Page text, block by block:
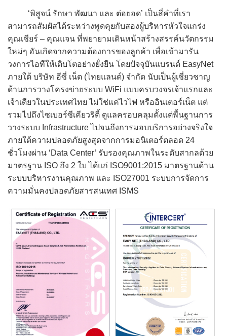
‘พิสูจน์ รักษา พัฒนา และ ต่อยอด’ เป็นสี่คำที่เรา
สามารถสัมผัสได้ระหว่างพูดคุยกับสองผู้บริหารหัวใจแกร่ง
คุณเชียร์ – คุณแจน ที่พยายามเดินหน้าสร้างสรรค์นวัตกรรม
ใหม่ๆ อันเกิดจากความต้องการของลูกค้า เพื่อเข้ามารัน
วงการไอทีให้เติบโตอย่างยั่งยืน โดยปัจจุบันแบรนด์ EasyNet
ภายใต้ บริษัท อีซี่ เน็ต (ไทยแลนด์) จำกัด นับเป็นผู้เชี่ยวชาญ
ด้านการวางโครงข่ายระบบ WiFi แบบครบวงจรเจ้าแรกและ
เจ้าเดียวในประเทศไทย ไม่ใช่แค่ไวไฟ หรืออินเตอร์เน็ต แต่
รวมไปถึงไซเบอร์ซีเคียวริตี้ ดูแลครอบคลุมตั้งแต่พื้นฐานการ
วางระบบ Infrastructure ไปจนถึงการมอบบริการอย่างจริงใจ
ภายใต้ความปลอดภัยสูงสุดจากการมอนิเตอร์ตลอด 24
ชั่วโมงผ่าน ‘Data Center’ รับรองคุณภาพในระดับสากลด้วย
มาตรฐาน ISO ถึง 2 ใบ ได้แก่ ISO9001:2015 มาตรฐานด้าน
ระบบบริหารงานคุณภาพ และ ISO27001 ระบบการจัดการ
ความมั่นคงปลอดภัยสารสนเทศ ISMS